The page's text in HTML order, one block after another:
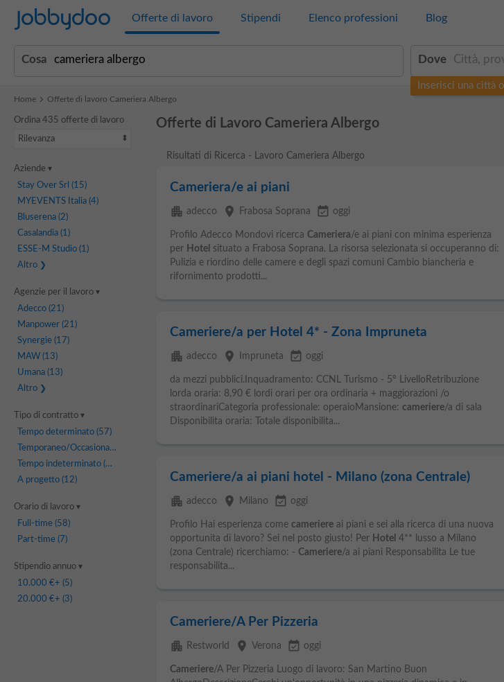
Jobbydoo Offerte di lavoro Stipendi Elenco professioni Blog
Cosa Dove
Inserisci una città
Home Offerte di lavoro Cameriera Albergo
Ordina 435 offerte di lavoro
Rilevanza
Aziende
Stay Over Srl (15)
MYEVENTS Italia(4)
Bluserena(2)
Casalandia(1)
ESSE-M Studio(1)
Altro
Agenzie per il lavoro
Adecco(21)
Manpower(21)
Synergie(17)
MAW(13)
Umana(13)
Altro
Tipo di contratto
Tempo determinato(57)
Temporaneo/Occasionale
Tempo indeterminato(14)
A progetto(12)
Orario di lavoro
Full-time(58)
Part-time(7)
Stipendio annuo
10.000 €+ (5)
20.000 €+ (3)
Offerte di Lavoro Cameriera Albergo
Risultati di Ricerca - Lavoro Cameriera Albergo
Cameriera/e ai piani
apartment adecco place Frabosa Soprana event_available oggi
Profilo Adecco Mondovi ricerca Cameriera/e ai piani con minima esperienza
per Hotel situato a Frabosa Soprana. La risorsa selezionata si occuperanno di:
Pulizia e riordino delle camere e degli spazi comuni Cambio biancheria e
rifornimento prodotti...
Cameriere/a per Hotel 4* - Zona Impruneta
apartment adecco place Impruneta event_available oggi
da mezzi pubblici.Inquadramento: CCNL Turismo - 5° LivelloRetribuzione
lorda oraria: 8,90 € lordi orari per ora ordinaria + maggiorazioni /o
straordinariCategoria professionale: operaioMansione: cameriere/a di sala
Disponibilita oraria: Totale disponibilita...
Cameriere/a ai piani hotel - Milano (zona Centrale)
apartment adecco place Milano event_available oggi
Profilo Hai esperienza come cameriereai piani e sei alla ricerca di una nuova
opportunita di lavoro? Sei nel posto giusto! Per Hotel 4** lusso a Milano
(zona Centrale) ricerchiamo: - Cameriere/a ai piani Responsabilita Le tue
responsabilita...
Cameriere/A Per Pizzeria
apartment Restworld place Verona event_available oggi
Cameriere/A Per Pizzeria Luogo di lavoro: San Martino Buon